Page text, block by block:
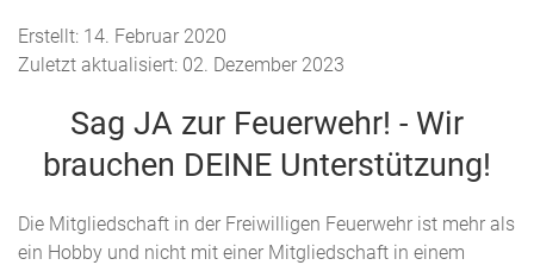
Erstellt: 14. Februar 2020
Zuletzt aktualisiert: 02. Dezember 2023
Sag JA zur Feuerwehr! - Wir
brauchen DEINE Unterstützung!
Die Mitgliedschaft in der Freiwilligen Feuerwehr ist mehr als
ein Hobby und nicht mit einer Mitgliedschaft in einem